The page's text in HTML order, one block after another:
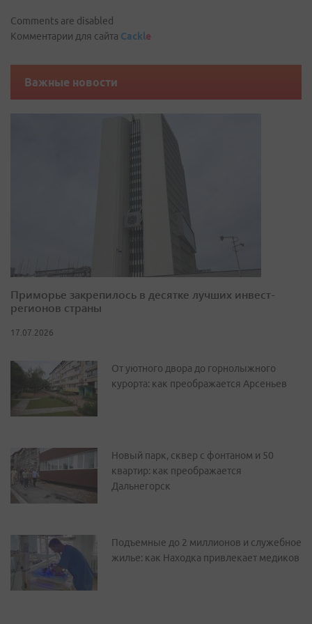
Comments are disabled
Комментарии для сайта Cackle
Важные новости
Приморье закрепилось в десятке лучших инвест-
регионов страны
17.07.2026
От уютного двора до горнолыжного
курорта: как преображается Арсеньев
Новый парк, сквер с фонтаном и 50
квартир: как преображается
Дальнегорск
Подъемные до 2 миллионов и служебное
жилье: как Находка привлекает медиков